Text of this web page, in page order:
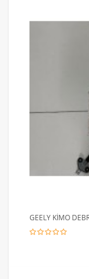
GEELY KİMO